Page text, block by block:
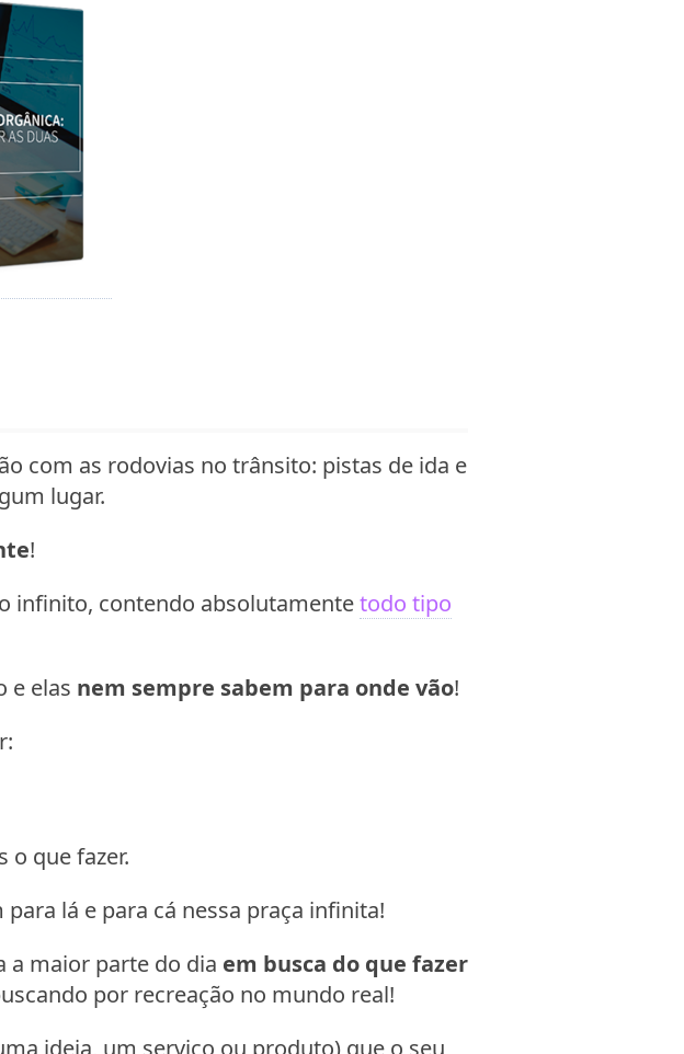
com as rodovias no trânsito: pistas de ida e
lugar.
!
infinito, contendo absolutamentetodo tipo
e elas nem sempre sabem para onde vão!
o que fazer.
para lá e para cá nessa praça infinita!
a maior parte do dia em busca do que fazer
por recreação no mundo real!